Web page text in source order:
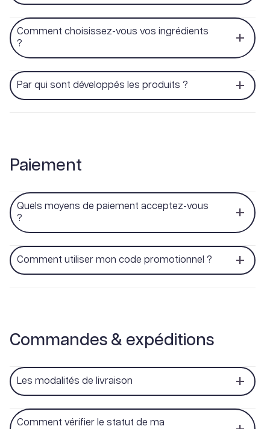
Comment choisissez-vous vos ingrédients
?
Par qui sont développés les produits ?
Paiement
Quels moyens de paiement acceptez-vous
?
Comment utiliser mon code promotionnel ?
Commandes & expéditions
Les modalités de livraison
Comment vérifier le statut de ma